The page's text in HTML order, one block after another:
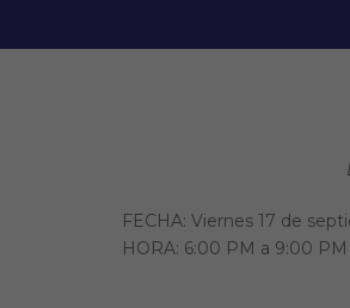
Webinario,
FECHA: Viernes 17 de
HORA: 6:00 PM a 9:00 PM